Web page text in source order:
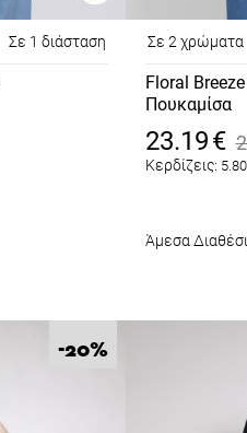
Σε 1 διάσταση Σε 2 χρώματα
Floral
Πουκαμίσα
23.19€
Κερδίζεις: 5.80
Άμεσα
-20%